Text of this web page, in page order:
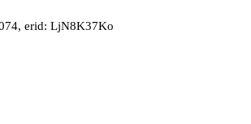
erid: LjN8K37Ko